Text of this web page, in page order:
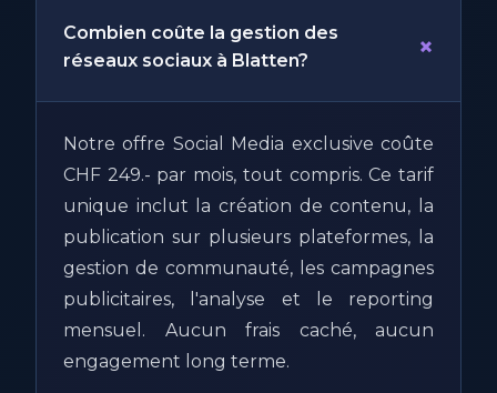
Combien coûte la gestion des
réseaux sociaux à Blatten?
+
Notre offre Social Media exclusive coûte
CHF 249.- par mois, tout compris. Ce tarif
unique inclut la création de contenu, la
publication sur plusieurs plateformes, la
gestion de communauté, les campagnes
publicitaires, l'analyse et le reporting
mensuel. Aucun frais caché, aucun
engagement long terme.